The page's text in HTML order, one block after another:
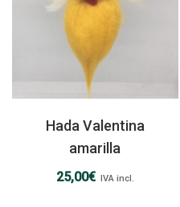
Hada Valentina
amarilla
25,00€ IVA incl.